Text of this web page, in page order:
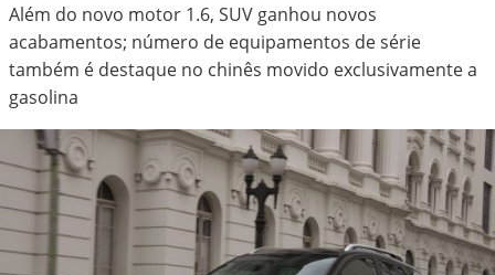
Além do novo motor 1.6, SUV ganhou novos
acabamentos; número de equipamentos de série
também é destaque no chinês movido exclusivamente a
gasolina